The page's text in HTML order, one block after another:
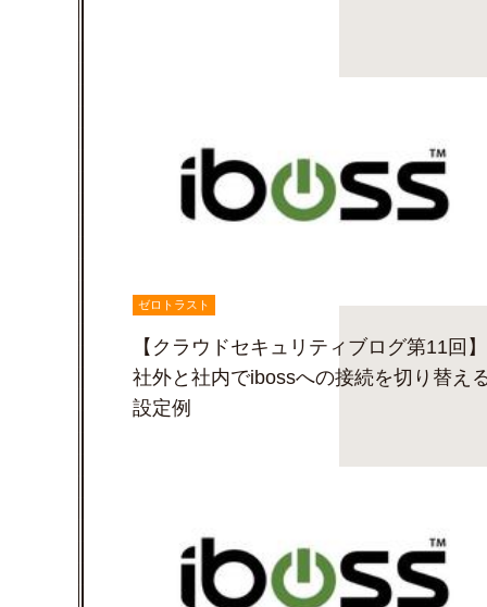
ゼロトラスト
【クラウドセキュリティブログ第11回】
社外と社内でibossへの接続を切り替え
設定例